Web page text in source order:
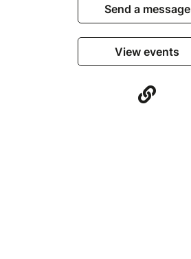
Send a message
View events